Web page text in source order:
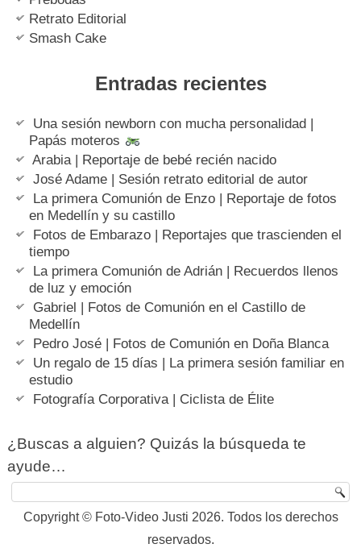
Retrato Editorial
Smash Cake
Entradas recientes
Una sesión newborn con mucha personalidad |
Papás moteros
Arabia | Reportaje de bebé recién nacido
José Adame | Sesión retrato editorial de autor
La primera Comunión de Enzo | Reportaje de fotos
en Medellín y su castillo
Fotos de Embarazo | Reportajes que trascienden el
tiempo
La primera Comunión de Adrián | Recuerdos llenos
de luz y emoción
Gabriel | Fotos de Comunión en el Castillo de
Medellín
Pedro José | Fotos de Comunión en Doña Blanca
Un regalo de 15 días | La primera sesión familiar en
estudio
Fotografía Corporativa | Ciclista de Élite
¿Buscas a alguien? Quizás la búsqueda te
ayude…
Copyright © Foto-Video Justi 2026. Todos los derechos
reservados.